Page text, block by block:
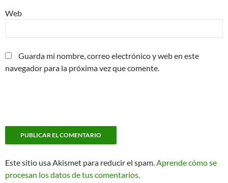
Web
Guarda mi nombre, correo electrónico y web en este
navegador para la próxima vez que comente.
Este sitio usa Akismet para reducir el spam.Aprende cómo se
procesan los datos de tus comentarios.